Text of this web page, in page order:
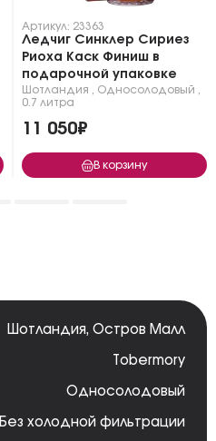
Артикул: 23363
Ледчиг Синклер Сириез
Риоха Каск Финиш в
подарочной упаковке
Шотландия Односолодовый
0.7 литра
11 050₽
В корзину
Шотландия, Остров Малл
Tobermory
Односолодовый
Без холодной фильтрации